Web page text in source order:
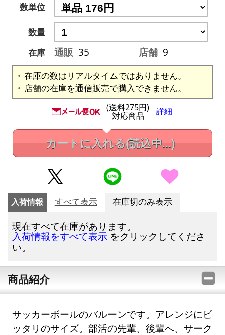
数単位
数量
在庫
通販 35 店舗 9
在庫の数はリアルタイムではありません。
店舗の在庫を通信販売で購入できません。
(送料275円)
対応商品 詳細
カートに入れる(読込中...)
入荷情報 すべて表示 在庫切のみ表示
現在すべて在庫があります。
入荷情報をすべて表示 をクリックしてくださ
い。
商品紹介
サッカーボールのバルーンです。アレンジにピ
ッタリのサイズ。部活の先輩、後輩へ、サーク